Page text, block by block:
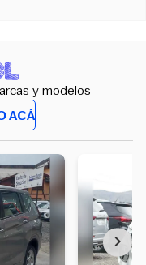
y modelos
ACÁ